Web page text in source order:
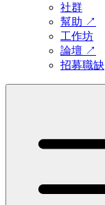
社群
幫助 ↗
工作坊
論壇 ↗
招募職缺